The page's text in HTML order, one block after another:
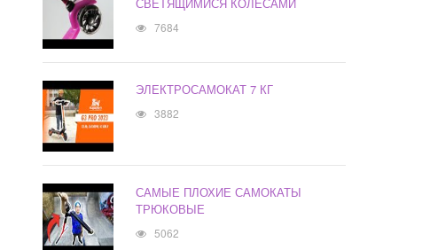
СВЕТЯЩИМИСЯ КОЛЕСАМИ
7684
ЭЛЕКТРОСАМОКАТ 7 КГ
3882
САМЫЕ ПЛОХИЕ САМОКАТЫ
ТРЮКОВЫЕ
5062